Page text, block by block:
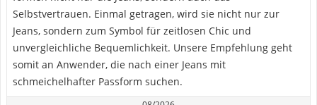
Selbstvertrauen. Einmal getragen, wird sie nicht nur zur
Jeans, sondern zum Symbol für zeitlosen Chic und
unvergleichliche Bequemlichkeit. Unsere Empfehlung geht
somit an Anwender, die nach einer Jeans mit
schmeichelhafter Passform suchen.